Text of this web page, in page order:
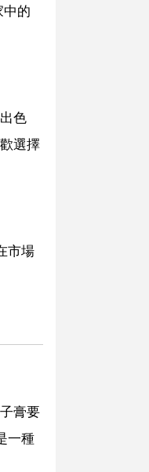
中的
色
選擇
市場
膏要
一種